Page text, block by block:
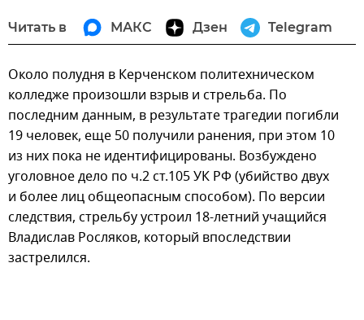
Читать в МАКС Дзен Telegram
Около полудня в Керченском политехническом
колледже произошли взрыв и стрельба. По
последним данным, в результате трагедии погибли
19 человек, еще 50 получили ранения, при этом 10
из них пока не идентифицированы. Возбуждено
уголовное дело по ч.2 ст.105 УК РФ (убийство двух
и более лиц общеопасным способом). По версии
следствия, стрельбу устроил 18-летний учащийся
Владислав Росляков, который впоследствии
застрелился.